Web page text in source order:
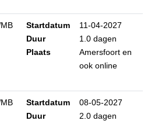
Startdatum
Duur
Plaats
11-04-2027
1.0 dagen
Amersfoort en
ook online
Startdatum
Duur
08-05-2027
2.0 dagen